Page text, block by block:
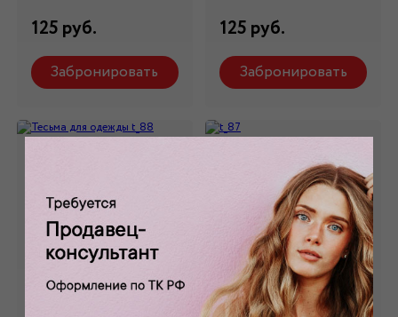
125 руб.
Забронировать
125 руб.
Забронировать
t_87